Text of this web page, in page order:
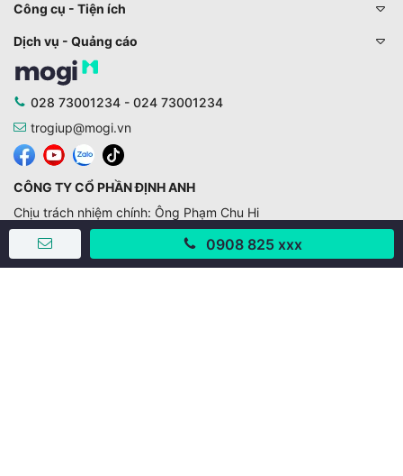
0908 825 xxx
Công cụ - Tiện ích
Dịch vụ - Quảng cáo
028 73001234 - 024 73001234
trogiup@mogi.vn
CÔNG TY CỔ PHẦN ĐỊNH ANH
Chịu trách nhiệm chính: Ông Phạm Chu Hi
Giấy phép số: 429/GP-BTTTT do Bộ TTTT cấp ngày
11/10/2019